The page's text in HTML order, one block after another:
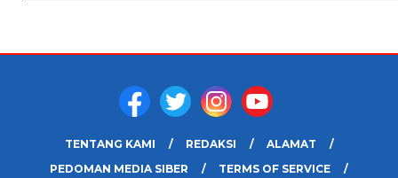
TENTANG KAMI REDAKSI
ALAMAT
PEDOMAN MEDIA SIBER
TERMS OF SERVICE